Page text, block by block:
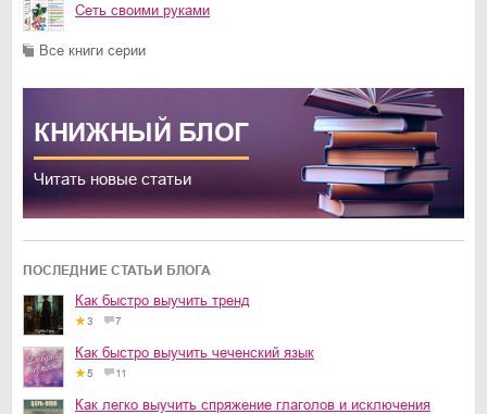
Сеть своими руками
Все книги серии
КНИЖНЫЙ БЛОГ
Читать новые статьи
ПОСЛЕДНИЕ СТАТЬИ БЛОГА
Как быстро выучить тренд
3 7
Как быстро выучить чеченский язык
5 11
Как легко выучить спряжение глаголов и исключения